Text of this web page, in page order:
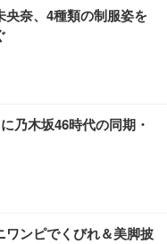
央奈、4種類の制服姿を
乃木坂46時代の同期・
ンピでくびれ＆美脚披